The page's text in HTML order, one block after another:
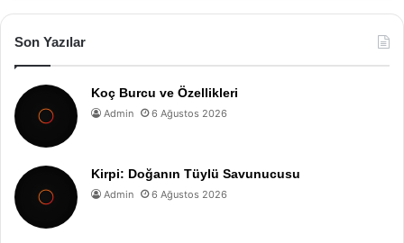
Son Yazılar
Koç Burcu ve Özellikleri
Admin 6 Ağustos 2026
Kirpi: Doğanın Tüylü Savunucusu
Admin 6 Ağustos 2026